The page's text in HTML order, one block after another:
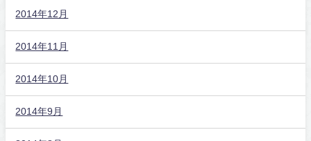
2014年12月
2014年11月
2014年10月
2014年9月